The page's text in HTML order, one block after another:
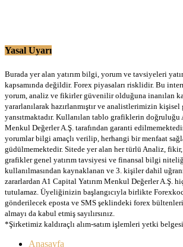
Yasal Uyarı
Burada yer alan yatırım bilgi, yorum ve tavsiyeleri
kapsamında değildir. Forex piyasaları risklidir. Bu
yorum, analiz ve fikirler güvenilir olduğuna inanılan
yararlanılarak hazırlanmıştır ve analistlerimizin
yansıtmaktadır. Kullanılan tablo grafiklerin doğruluğu
Menkul Değerler A.Ş. tarafından garanti
yorumlar bilgi amaçlı verilip, herhangi bir menfaat
güdülmemektedir. Sitede yer alan her türlü Analiz,
grafikler genel yatırım tavsiyesi ve finansal bilgi
kullanılmasından kaynaklanan ve 3. kişiler dahil
zararlardan A1 Capital Yatırım Menkul Değerler A.Ş.
tutulamaz. Üyeliğinizin başlangıcıyla birlikte
gönderilecek eposta ve SMS şeklindeki forex
almayı da kabul etmiş sayılırsınız.
*Şirketimiz kaldıraçlı alım-satım işlemleri yetki
Anasayfa